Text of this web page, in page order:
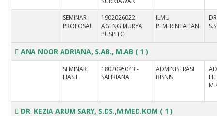
SEMINAR
PROPOSAL
1902026022 -
AGENG MURYA
PUSPITO
ILMU
PEMERINTAHAN
ANA NOOR ADRIANA, S.AB., M.AB ( 1 )
SEMINAR
HASIL
1802095043 -
SAHRIANA
ADMINISTRASI
BISNIS
DR. KEZIA ARUM SARY, S.DS.,M.MED.KOM ( 1 )